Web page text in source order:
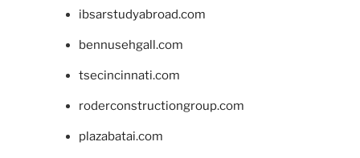
ibsarstudyabroad.com
bennusehgall.com
tsecincinnati.com
roderconstructiongroup.com
plazabatai.com